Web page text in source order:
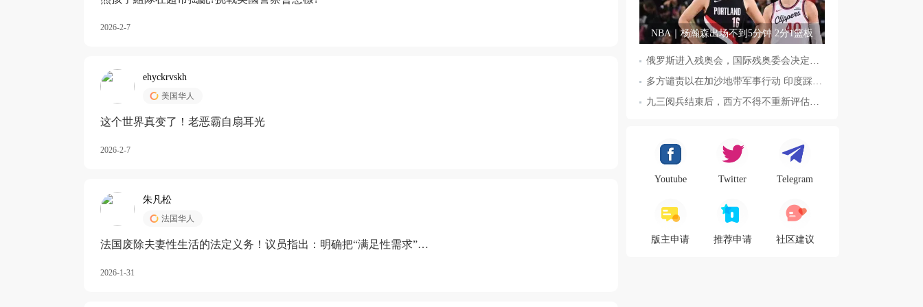
2026-2-7
ehyckrvskh
美国华人
这个世界真变了！老恶霸自扇耳光
2026-2-7
朱凡松
法国华人
法国废除夫妻性生活的法定义务！议员指出：明确把“满足性需求”排
2026-1-31
NBA｜杨瀚森出场不到5分钟 2分1篮板
Youtube Twitter Telegram
版主申请 推荐申请 社区建议